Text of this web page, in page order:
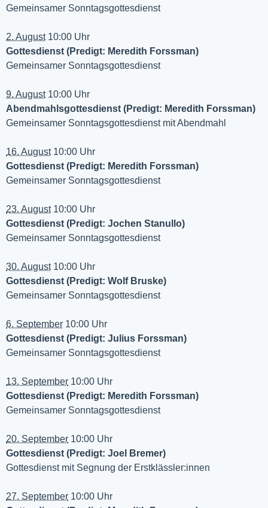
Gemeinsamer Sonntagsgottesdienst
2. August10:00 Uhr
Gottesdienst (Predigt: Meredith Forssman)
Gemeinsamer Sonntagsgottesdienst
9. August10:00 Uhr
Abendmahlsgottesdienst (Predigt: Meredith Forssman)
Gemeinsamer Sonntagsgottesdienst mit Abendmahl
16. August10:00 Uhr
Gottesdienst (Predigt: Meredith Forssman)
Gemeinsamer Sonntagsgottesdienst
23. August10:00 Uhr
Gottesdienst (Predigt: Jochen Stanullo)
Gemeinsamer Sonntagsgottesdienst
30. August10:00 Uhr
Gottesdienst (Predigt: Wolf Bruske)
Gemeinsamer Sonntagsgottesdienst
6. September 10:00 Uhr
Gottesdienst (Predigt: Julius Forssman)
Gemeinsamer Sonntagsgottesdienst
13. September 10:00 Uhr
Gottesdienst (Predigt: Meredith Forssman)
Gemeinsamer Sonntagsgottesdienst
20. September 10:00 Uhr
Gottesdienst (Predigt: Joel Bremer)
Gottesdienst mit Segnung der Erstklässler:innen
27. September 10:00 Uhr